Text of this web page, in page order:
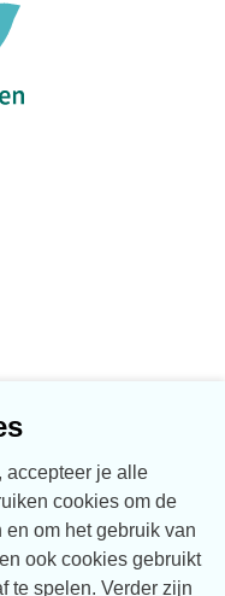
accepteer je alle
cookies om de
om het gebruik van
ook cookies gebruikt
te spelen. Verder zijn